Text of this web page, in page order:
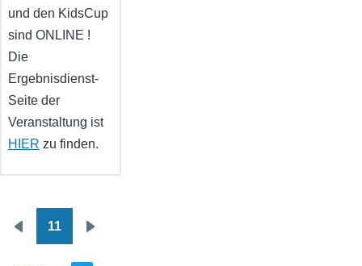
und den KidsCup
sind ONLINE !
Die
Ergebnisdienst-
Seite der
Veranstaltung ist
HIER zu finden.
Seitennummerierung
Vorherige
11